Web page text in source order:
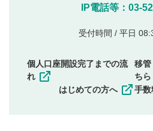
他のサイトへの誘導や営
他者の権利（商標、著作
その他当社が不適切と判
一度投稿した評価およびコメン
IP電話等：03-
受付時間 / 平日
個人口座開設完了までの流
れ
はじめての方へ
移管
ちら
手数